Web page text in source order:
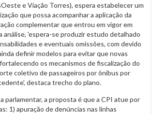
e Viação Torres), espera estabelecer um
que possa acompanhar a aplicação da
complementar que entrou em vigor em
análise, 'espera-se produzir estudo detalhado
e eventuais omissões, com devido
definir modelos para evitar que novas
os mecanismos de fiscalização do
coletivo de passageiros por ônibus por
destaca trecho do plano.
parlamentar, a proposta é que a CPI atue por
1) apuração de denúncias nas linhas